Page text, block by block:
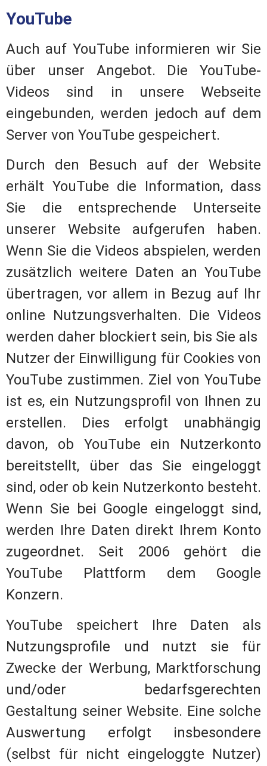
YouTube
Auch auf YouTube informieren wir Sie
über unser Angebot. Die YouTube-
Videos sind in unsere Webseite
eingebunden, werden jedoch auf dem
Server von YouTube gespeichert.
Durch den Besuch auf der Website
erhält YouTube die Information, dass
Sie die entsprechende Unterseite
unserer Website aufgerufen haben.
Wenn Sie die Videos abspielen, werden
zusätzlich weitere Daten an YouTube
übertragen, vor allem in Bezug auf Ihr
online Nutzungsverhalten. Die Videos
werden daher blockiert sein, bis Sie als
Nutzer der Einwilligung für Cookies von
YouTube zustimmen. Ziel von YouTube
ist es, ein Nutzungsprofil von Ihnen zu
erstellen. Dies erfolgt unabhängig
davon, ob YouTube ein Nutzerkonto
bereitstellt, über das Sie eingeloggt
sind, oder ob kein Nutzerkonto besteht.
Wenn Sie bei Google eingeloggt sind,
werden Ihre Daten direkt Ihrem Konto
zugeordnet. Seit 2006 gehört die
YouTube Plattform dem Google
Konzern.
YouTube speichert Ihre Daten als
Nutzungsprofile und nutzt sie für
Zwecke der Werbung, Marktforschung
und/oder bedarfsgerechten
Gestaltung seiner Website. Eine solche
Auswertung erfolgt insbesondere
(selbst für nicht eingeloggte Nutzer)